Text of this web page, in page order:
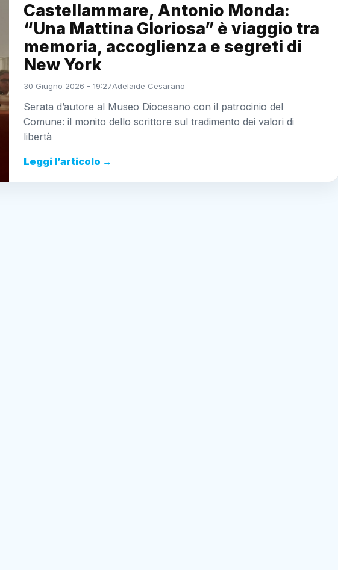
Castellammare, Antonio Monda:
“Una Mattina Gloriosa” è viaggio tra
memoria, accoglienza e segreti di
New York
30 Giugno 2026 - 19:27Adelaide Cesarano
Serata d’autore al Museo Diocesano con il patrocinio del
Comune: il monito dello scrittore sul tradimento dei valori di
libertà
Leggi l’articolo →